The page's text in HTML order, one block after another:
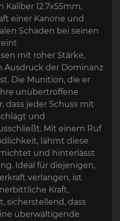
12.7x55mm,
einer Kanone und
Schaden bei seinen
mit roher Stärke,
Ausdruck der Dominanz
Die Munition, die er
unübertroffene
dass jeder Schuss mit
und
Mit einem Ruf
lähmt diese
und hinterlässt
Ideal für diejenigen,
verlangen, ist
Kraft,
sicherstellend, dass
überwältigende